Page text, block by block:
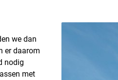
we dan
er daarom
nodig
met